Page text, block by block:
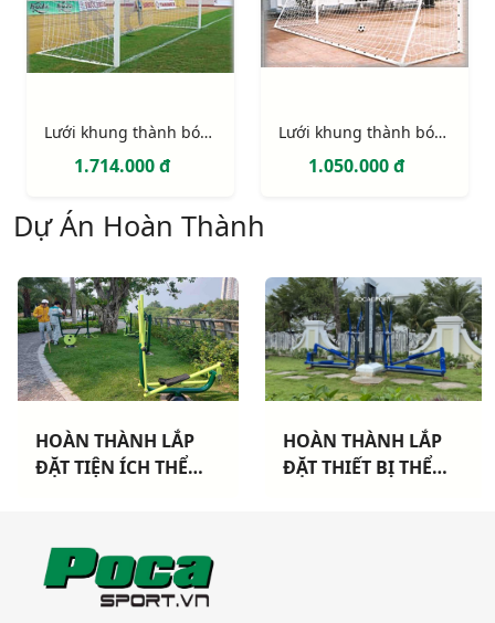
Lưới khung thành bóng đá 11 người (hình hộp)
1.714.000 đ
Lưới khung thành bóng đá 7 người
1.050.000 đ
Dự Án Hoàn Thành
HOÀN THÀNH LẮP
ĐẶT THIẾT BỊ THỂ
KHANG ĐIỀN TP THỦ
ĐỨC
HOÀN THÀNH LẮP
ĐẶT THIẾT BỊ THỂ